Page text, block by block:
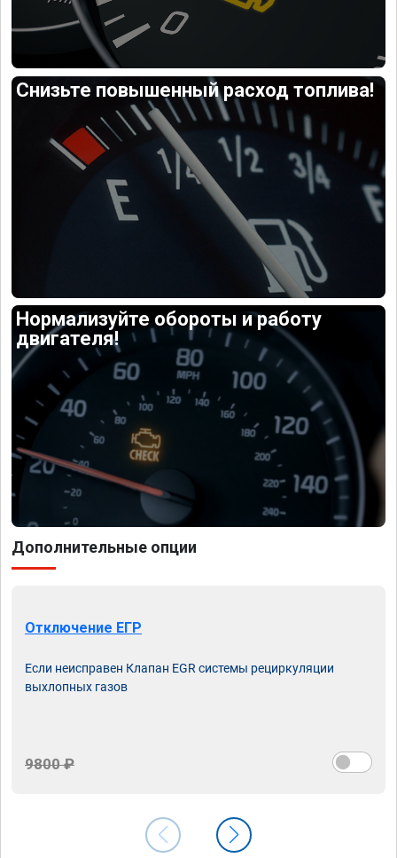
Снизьте повышенный расход топлива!
Нормализуйте обороты и работу
двигателя!
Дополнительные опции
Отключение ЕГР
Если неисправен Клапан EGR системы рециркуляции
выхлопных газов
9800 ₽